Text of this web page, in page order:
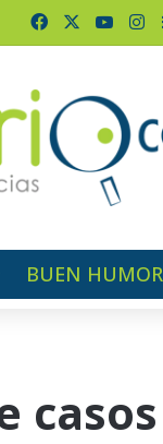
Facebook
BUEN HUMOR